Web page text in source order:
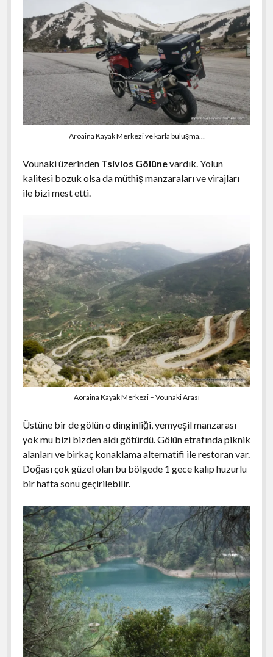
Aroaina Kayak Merkezi ve karla buluşma…
Vounaki üzerinden Tsivlos Gölünevardık. Yolun
kalitesi bozuk olsa da müthiş manzaraları ve virajları
ile bizi mest etti.
Aoraina Kayak Merkezi – Vounaki Arası
Üstüne bir de gölün o dinginliği, yemyeşil manzarası
yok mu bizi bizden aldı götürdü. Gölün etrafında piknik
alanları ve birkaç konaklama alternatifi ile restoran var.
Doğası çok güzel olan bu bölgede 1 gece kalıp huzurlu
bir hafta sonu geçirilebilir.